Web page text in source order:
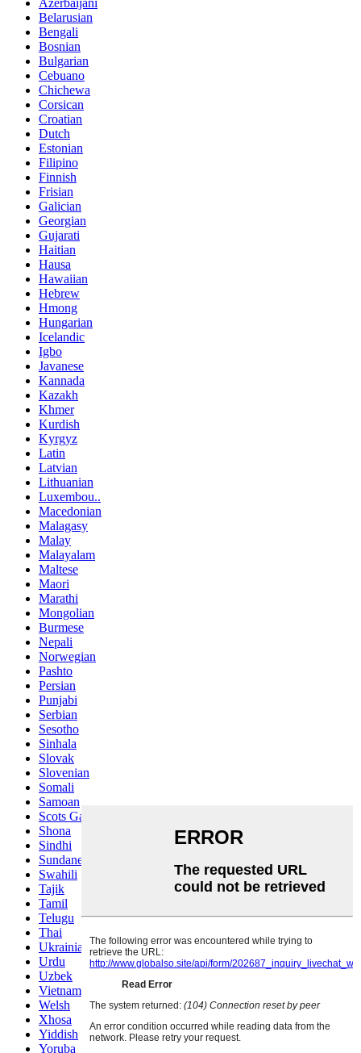
Azerbaijani
Belarusian
Bengali
Bosnian
Bulgarian
Cebuano
Chichewa
Corsican
Croatian
Dutch
Estonian
Filipino
Finnish
Frisian
Galician
Georgian
Gujarati
Haitian
Hausa
Hawaiian
Hebrew
Hmong
Hungarian
Icelandic
Igbo
Javanese
Kannada
Kazakh
Khmer
Kurdish
Kyrgyz
Latin
Latvian
Lithuanian
Luxembou..
Macedonian
Malagasy
Malay
Malayalam
Maltese
Maori
Marathi
Mongolian
Burmese
Nepali
Norwegian
Pashto
Persian
Punjabi
Serbian
Sesotho
Sinhala
Slovak
Slovenian
Somali
Samoan
Scots Gaelic
Shona
Sindhi
Sundanese
Swahili
Tajik
Tamil
Telugu
Thai
Ukrainian
Urdu
Uzbek
Vietnamese
Welsh
Xhosa
Yiddish
Yoruba